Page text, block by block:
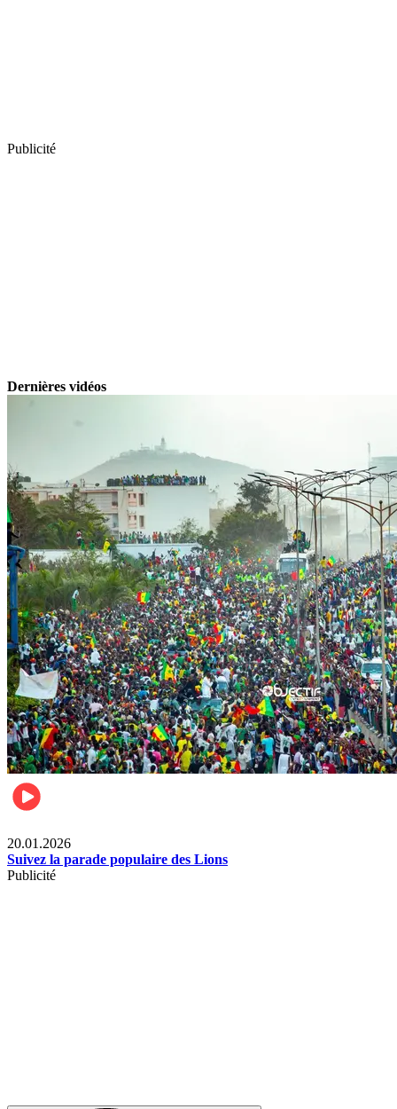
Publicité
Dernières vidéos
20.01.2026
Suivez la parade populaire des Lions
Publicité